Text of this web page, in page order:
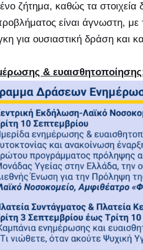
ζήτημα, καθώς τα στοιχεία
είναι άγνωστη, με
για ουσιαστική δράση και
&